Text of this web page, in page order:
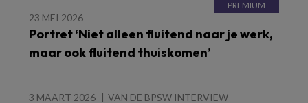
23 MEI 2026
Portret ‘Niet alleen fluitend naar je werk,
maar ook fluitend thuiskomen’
3 MAART 2026 VAN DE BPSW INTERVIEW